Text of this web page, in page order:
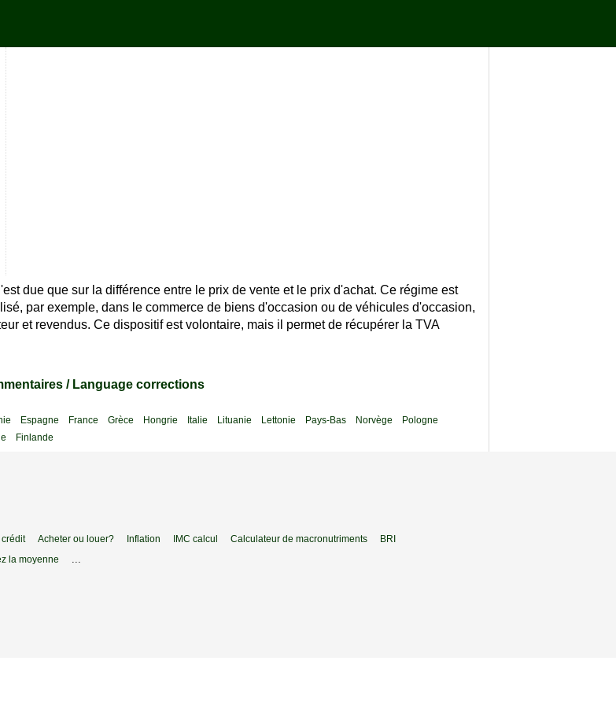
due que sur la différence entre le prix de vente et le prix d'achat. Ce régime est
par exemple, dans le commerce de biens d'occasion ou de véhicules d'occasion,
et revendus. Ce dispositif est volontaire, mais il permet de récupérer la TVA
/ Language corrections
Espagne France Grèce Hongrie Italie Lituanie Lettonie Pays-Bas Norvège
Pologne
Finlande
Acheter ou louer? Inflation IMC calcul Calculateur de macronutriments
BRI
la moyenne ...